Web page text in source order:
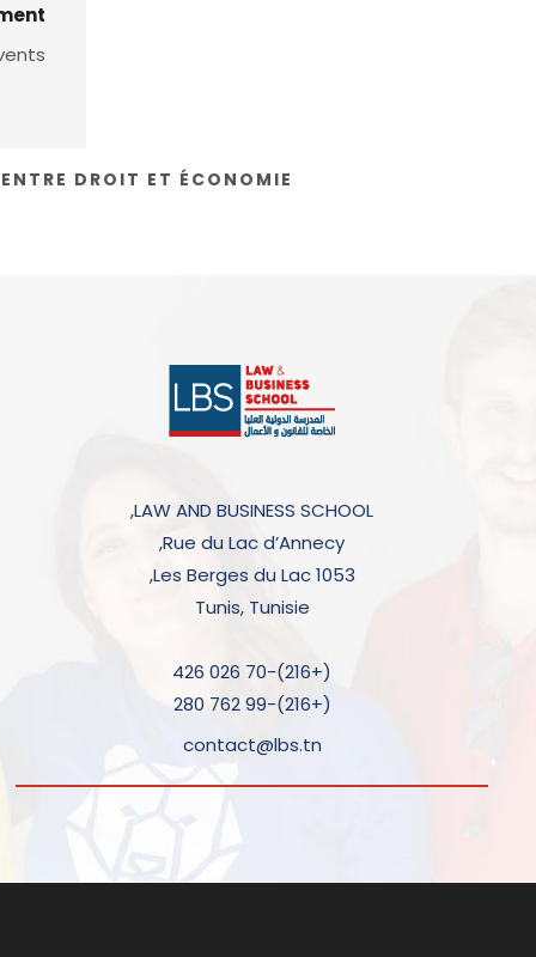
DROIT ET ÉCONOMIE”
LAW AND BUSINESS SCHOOL,
Rue du Lac d’Annecy,
Les Berges du Lac 1053,
Tunis, Tunisie
(+216)-70 026 426
(+216)-99 762 280
contact@lbs.tn